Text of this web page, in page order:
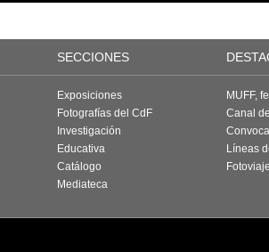
SECCIONES
Exposiciones
Fotografías del CdF
Investigación
Educativa
Catálogo
Mediateca
MUFF,
Canal
Líneas